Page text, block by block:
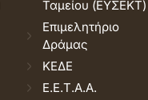
Ταμείου (ΕΥΣΕΚΤ)
Επιμελητήριο
Δράμας
ΚΕΔΕ
Ε.Ε.Τ.Α.Α.